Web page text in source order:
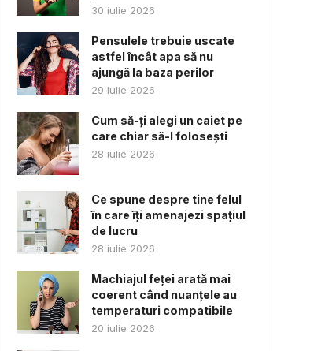
30 iulie 2026
Pensulele trebuie uscate
astfel încât apa să nu
ajungă la baza perilor
29 iulie 2026
Cum să-ți alegi un caiet pe
care chiar să-l folosești
28 iulie 2026
Ce spune despre tine felul
în care îți amenajezi spațiul
de lucru
28 iulie 2026
Machiajul feței arată mai
coerent când nuanțele au
temperaturi compatibile
20 iulie 2026